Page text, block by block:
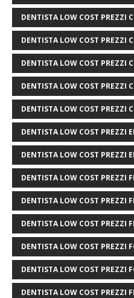
DENTISTA LOW COST PREZZI
DENTISTA LOW COST PREZZI
DENTISTA LOW COST PREZZI
DENTISTA LOW COST PREZZI
DENTISTA LOW COST PREZZI
DENTISTA LOW COST PREZZI
DENTISTA LOW COST PREZZI
DENTISTA LOW COST PREZZI
DENTISTA LOW COST PREZZI
DENTISTA LOW COST PREZZI
DENTISTA LOW COST PREZZI
DENTISTA LOW COST PREZZI
DENTISTA LOW COST PREZZI